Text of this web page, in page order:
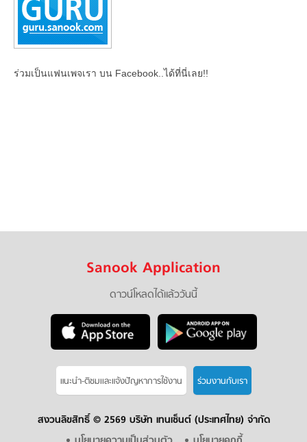
ร่วมเป็นแฟนเพจเรา บน Facebook..ได้ที่นี่เลย!!
Sanook Application
ดาวน์โหลดได้แล้ววันนี้
แนะนำ-ติชมเเละแจ้งปัญหาการใช้งาน ร่วมงานกับเรา
สงวนลิขสิทธิ์ © 2569 บริษัท เทนเซ็นต์ (ประเทศไทย) จำกัด